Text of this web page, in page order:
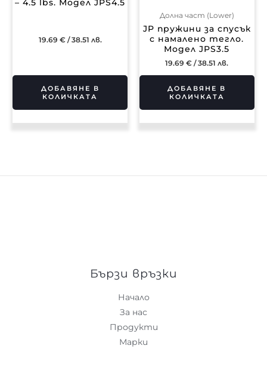
– 4.5 lbs. Модел JPS4.5
19.69 €/ 38.51 лв.
ДОБАВЯНЕ В
КОЛИЧКАТА
Долна част (Lower)
JP пружини за спусък
с намалено тегло.
Модел JPS3.5
19.69€ / 38.51 лв.
ДОБАВЯНЕ В
КОЛИЧКАТА
Бързи връзки
Начало
За нас
Продукти
Марки